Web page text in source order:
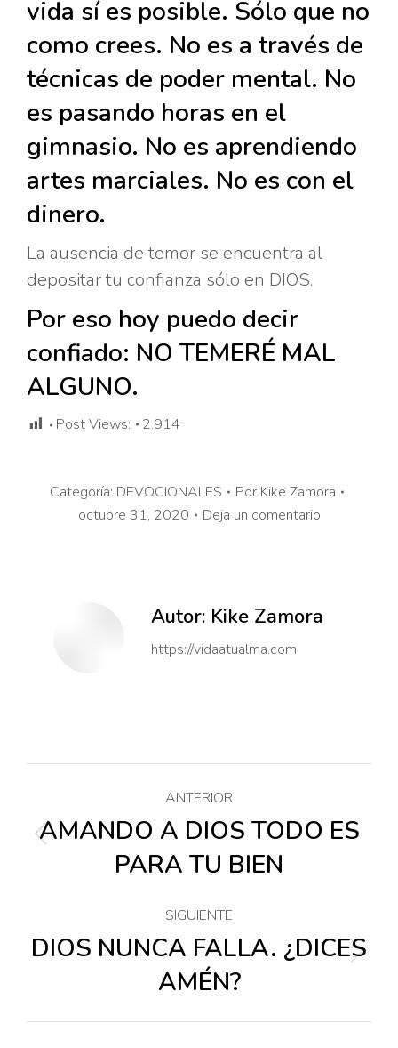
vida sí es posible. Sólo que no
como crees. No es a través de
técnicas de poder mental. No
es pasando horas en el
gimnasio. No es aprendiendo
artes marciales. No es con el
dinero.
La ausencia de temor se encuentra al
depositar tu confianza sólo en DIOS.
Por eso hoy puedo decir
confiado: NO TEMERÉ MAL
ALGUNO.
Post Views: 2.914
Categoría: DEVOCIONALES Por Kike Zamora
octubre 31, 2020
Deja un comentario
Autor: Kike Zamora
https://vidaatualma.com
Navegación
entre
publicaciones
ANTERIOR
Publicación
anterior:
AMANDO A DIOS TODO ES
PARA TU BIEN
SIGUIENTE
Publicación
siguiente:
DIOS NUNCA FALLA. ¿DICES
AMÉN?